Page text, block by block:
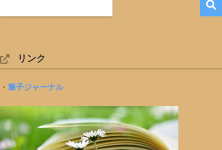
リンク
・ 筆子ジャーナル